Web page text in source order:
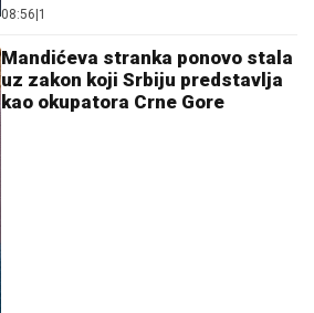
08:56 1
Mandićeva stranka ponovo stala
uz zakon koji Srbiju predstavlja
kao okupatora Crne Gore